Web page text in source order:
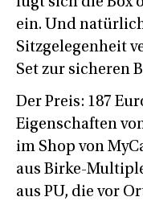
ein. Und
Sitzgelegenheit
Set zur sicheren
Der Preis: 187
Eigenschaften
im Shop von
aus Birke-
aus PU, die vor